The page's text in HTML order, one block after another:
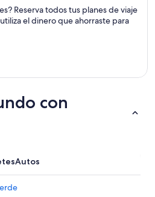
Reserva todos tus planes de viaje
el dinero que ahorraste para
con
Autos